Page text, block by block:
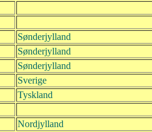
Sønderjylland
Sønderjylland
Sønderjylland
Sverige
Tyskland
Nordjylland